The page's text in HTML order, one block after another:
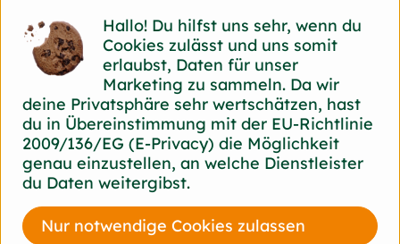
Herkunft
Hersteller: Ben&Anna
Natural Care
Lettland
Ben&Anna Natural Care
Hallo! Du hilfst uns sehr, wenn du
Cookies zulässt und uns somit
erlaubst, Daten für unser
Marketing zu sammeln. Da wir
deine Privatsphäre sehr wertschätzen, hast
du in Übereinstimmung mit der EU-Richtlinie
2009/136/EG (E-Privacy) die Möglichkeit
genau einzustellen, an welche Dienstleister
du Daten weitergibst.
Nur notwendige Cookies zulassen